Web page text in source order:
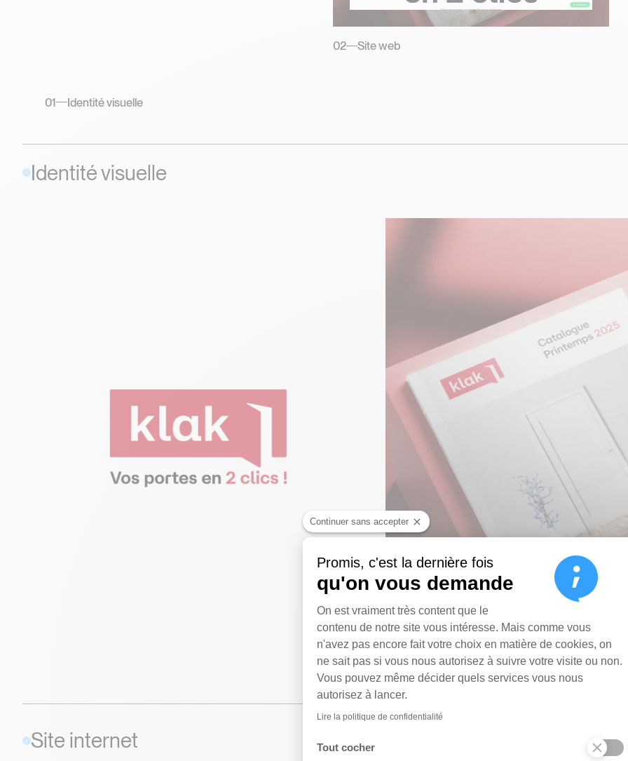
01 Identité visuelle
02 Site web
Identité visuelle
Site internet
Continuer sans accepter
Promis, c'est la dernière fois
qu'on vous demande
Plateforme de Gestion du
On est vraiment très content que le
contenu de notre site vous intéresse. Mais comme vous
n'avez pas encore fait votre choix en matière de cookies, on
ne sait pas si vous nous autorisez à suivre votre visite ou non.
Vous pouvez même décider quels services vous nous
autorisez à lancer.
Lire la politique de confidentialité
Tout cocher